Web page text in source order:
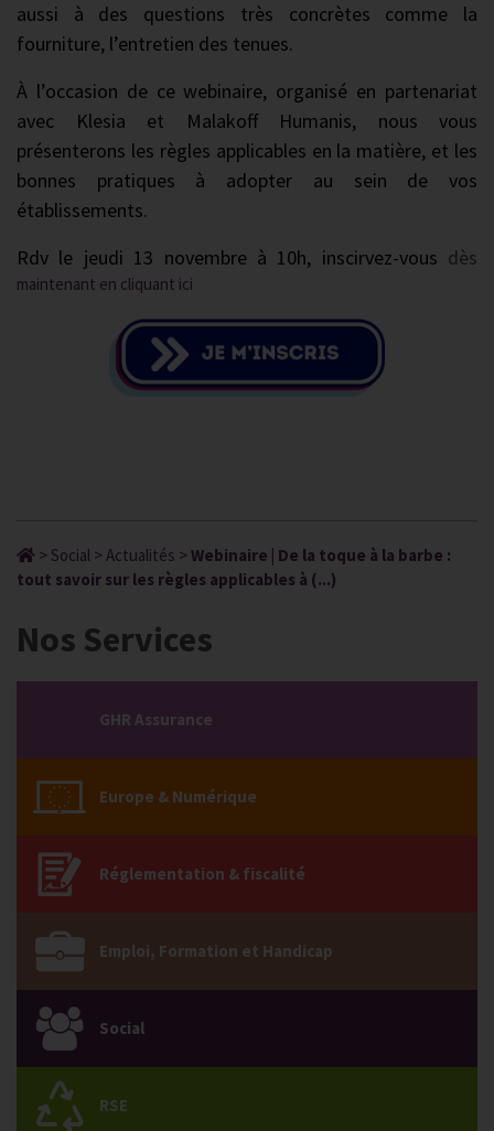
aussi à des questions très concrètes comme la
fourniture, l’entretien des tenues.
À l’occasion de ce webinaire, organisé en partenariat
avec Klesia et Malakoff Humanis, nous vous
présenterons les règles applicables en la matière, et les
bonnes pratiques à adopter au sein de vos
établissements.
Rdv le jeudi 13 novembre à 10h, inscirvez-vous dès
maintenant en cliquant ici
> Social > Actualités > Webinaire | De la toque à la barbe :
tout savoir sur les règles applicables à (...)
Nos Services
GHR Assurance
Europe & Numérique
Réglementation & fiscalité
Emploi, Formation et Handicap
Social
RSE